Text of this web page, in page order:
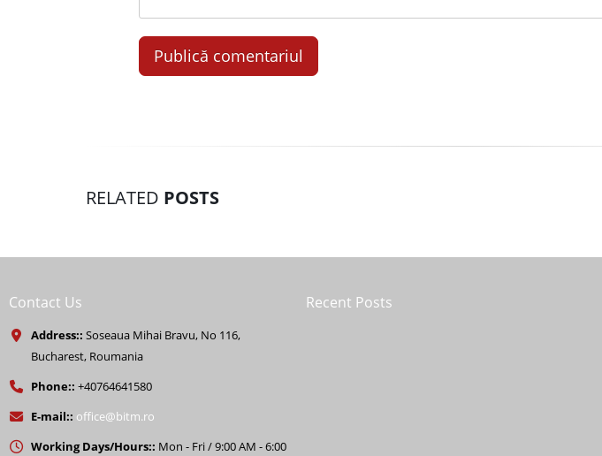
RELATED POSTS
Contact Us
Address:: Soseaua Mihai Bravu, No 116,
Bucharest, Roumania
Phone:: +40764641580
E-mail:: office@bitm.ro
Working Days/Hours:: Mon - Fri / 9:00 AM - 6:00
Recent Posts